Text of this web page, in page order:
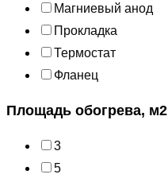
Магниевый анод
Прокладка
Термостат
Фланец
Площадь обогрева, м2
3
5